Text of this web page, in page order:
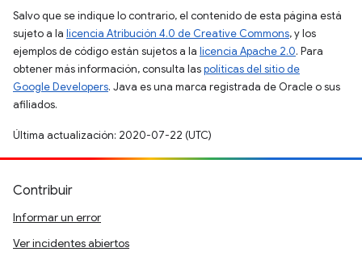
Salvo que se indique lo contrario, el contenido de esta página está
sujeto a la licencia Atribución 4.0 de Creative Commons, y los
ejemplos de código están sujetos a la licencia Apache 2.0. Para
obtener más información, consulta laspolíticas del sitio de
Google Developers. Java es una marca registrada de Oracle o sus
afiliados.
Última actualización: 2020-07-22 (UTC)
Contribuir
Informar un error
Ver incidentes abiertos